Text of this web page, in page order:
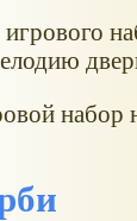
набор